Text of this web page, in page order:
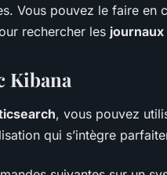
Vous pouvez le faire en
rechercher les journaux
Kibana
, vous pouvez
qui s’intègre